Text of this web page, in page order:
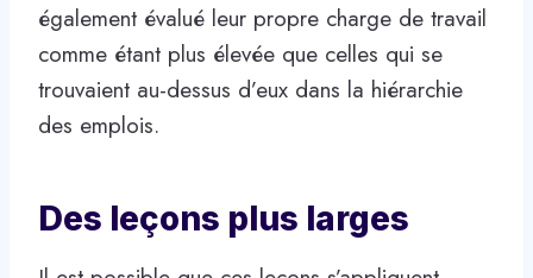
également évalué leur propre charge de travail
comme étant plus élevée que celles qui se
trouvaient au-dessus d’eux dans la hiérarchie
des emplois.
Des leçons plus larges